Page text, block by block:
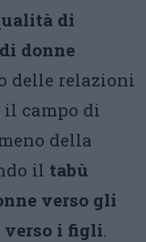
di
donne
delle relazioni
il campo di
della
il tabù
verso gli
verso i figli.